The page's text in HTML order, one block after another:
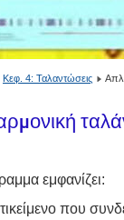
Κεφ. 4: Ταλαντώσεις
εμφανίζει:
που